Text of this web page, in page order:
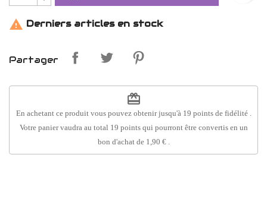
 Derniers articles en stock
Partager
redeem
En achetant ce produit vous pouvez obtenir jusqu'à 19 points de fidélité.
Votre panier vaudra au total 19 pointsqui pourront être convertis en un
bon d'achat de 1,90 €.